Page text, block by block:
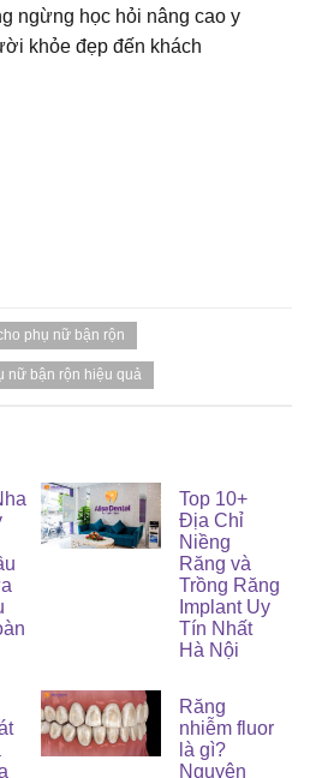
ngừng học hỏi nâng cao y
khỏe đẹp đến khách
phụ nữ bận rộn
nữ bận rộn hiệu quả
Top 10+
Địa Chỉ
Niềng
Răng và
Trồng Răng
Implant Uy
Tín Nhất
Hà Nội
Răng
nhiễm fluor
là gì?
Nguyên